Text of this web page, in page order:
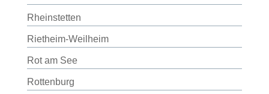
Rheinstetten
Rietheim-Weilheim
Rot am See
Rottenburg